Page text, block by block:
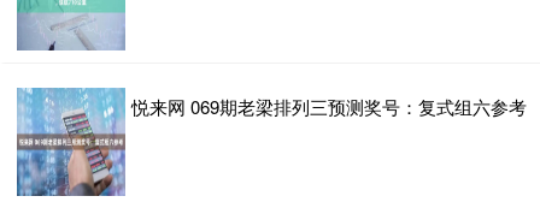
悦来网 069期老梁排列三预测奖号：复式组六参考